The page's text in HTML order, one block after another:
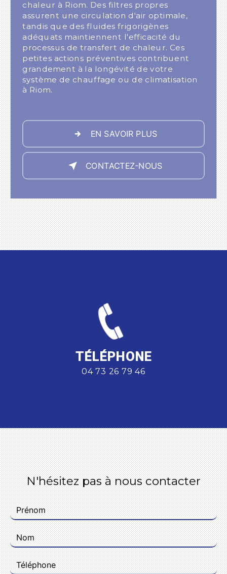
chaleur à Riom. Des filtres propres
assurent une circulation d'air optimale,
tandis que des fluides frigorigènes
adéquats maintiennent l'efficacité du
processus de transfert de chaleur. Ces
petites actions préventives contribuent
grandement à la longévité de votre
système de chauffage ou de climatisation
à Riom.
EN SAVOIR PLUS
CONTACTEZ-NOUS
TÉLÉPHONE
04 73 26 79 46
N'hésitez pas à nous contacter